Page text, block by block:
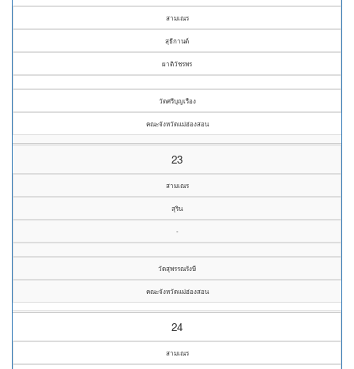
สามเณร
สุธีกานต์
ผาติวัชรพร
วัดศรีบุญเรือง
คณะจังหวัดแม่ฮ่องสอน
23
สามเณร
สุริน
-
วัดสุพรรณรังษี
คณะจังหวัดแม่ฮ่องสอน
24
สามเณร